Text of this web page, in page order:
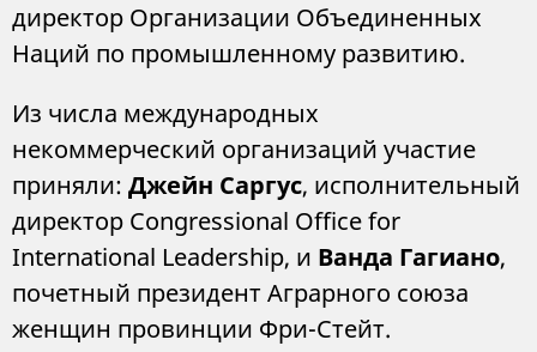
директор Организации Объединенных
Наций по промышленному развитию.
Из числа международных
некоммерческий организаций участие
приняли: Джейн Саргус, исполнительный
директор Congressional Office for
International Leadership, и Ванда Гагиано,
почетный президент Аграрного союза
женщин провинции Фри-Стейт.